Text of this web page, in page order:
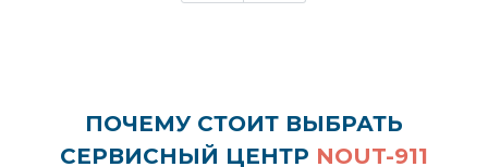
ПОЧЕМУ СТОИТ ВЫБРАТЬ
СЕРВИСНЫЙ ЦЕНТР NOUT-911